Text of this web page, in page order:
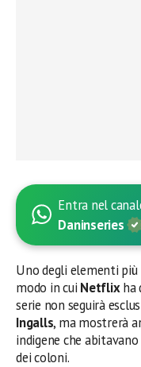
Entra nel
Daninseries
Uno degli elementi
modo in cui Netflixha
serie non seguirà
Ingalls, ma mostrerà
indigene che
dei coloni.